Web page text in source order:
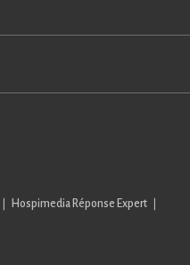
Hospimedia Réponse Expert